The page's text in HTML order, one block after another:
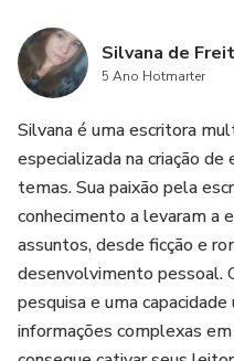
Silvana de
5 Ano Hotmarter
Silvana é uma escritora
especializada na criação
temas. Sua paixão pela
conhecimento a levaram a
assuntos, desde ficção e
desenvolvimento pessoal.
pesquisa e uma
informações complexas